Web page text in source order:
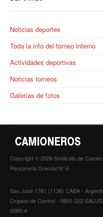
Noticias deportes
Toda la info del torneo interno
Actividades deportivas
Noticias torneos
Galerías de fotos
Copyright © 2026 Sindicato de
Personeria Gremial N° 6
San José 1781 (1136) CABA -
Organo de Control - 0800-222-
0580-4